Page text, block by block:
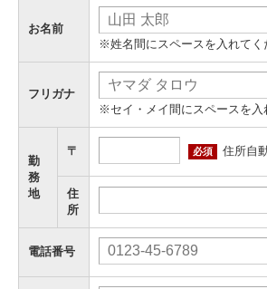
お名前
※姓名間にスペースを入れてく
フリガナ
※セイ・メイ間にスペースを入
勤
務
地
〒 必須 住所自
住
所
電話番号